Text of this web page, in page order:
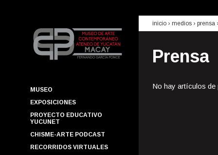
MUSEO
EXPOSICIONES
PROYECTO EDUCATIVO
YUCUNET
CHISME-ARTE PODCAST
RECORRIDOS VIRTUALES
inicio › medios › prensa
Prensa
No hay artículos de